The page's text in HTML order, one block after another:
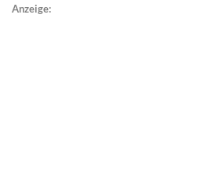
Anzeige: